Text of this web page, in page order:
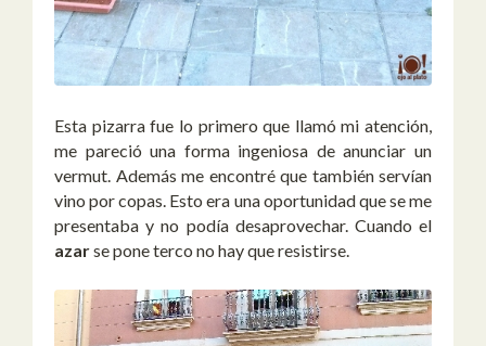
Esta pizarra fue lo primero que llamó mi atención,
me pareció una forma ingeniosa de anunciar un
vermut. Además me encontré que también servían
vino por copas. Esto era una oportunidad que se me
presentaba y no podía desaprovechar. Cuando el
azarse pone terco no hay que resistirse.